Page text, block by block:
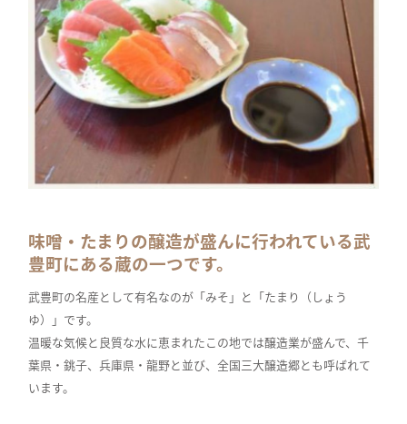
味噌・たまりの醸造が盛んに行われている武
豊町にある蔵の一つです。
武豊町の名産として有名なのが「みそ」と「たまり（しょう
ゆ）」です。
温暖な気候と良質な水に恵まれたこの地では醸造業が盛んで、千
葉県・銚子、兵庫県・龍野と並び、全国三大醸造郷とも呼ばれて
います。